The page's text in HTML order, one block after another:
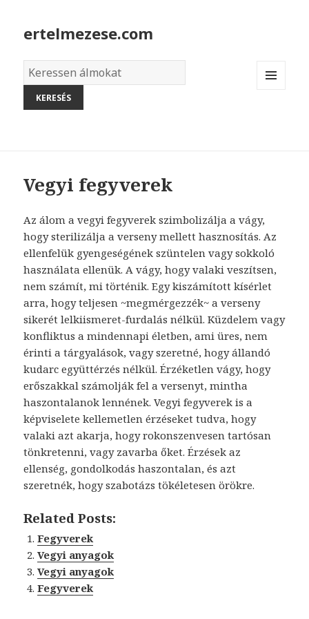
ertelmezese.com
Álmok
szótára
Vegyi fegyverek
Az álom a vegyi fegyverek szimbolizálja a vágy,
hogy sterilizálja a verseny mellett hasznosítás. Az
ellenfelük gyengeségének szüntelen vagy sokkoló
használata ellenük. A vágy, hogy valaki veszítsen,
nem számít, mi történik. Egy kiszámított kísérlet
arra, hogy teljesen ~megmérgezzék~ a verseny
sikerét lelkiismeret-furdalás nélkül. Küzdelem vagy
konfliktus a mindennapi életben, ami üres, nem
érinti a tárgyalások, vagy szeretné, hogy állandó
kudarc együttérzés nélkül. Érzéketlen vágy, hogy
erőszakkal számolják fel a versenyt, mintha
haszontalanok lennének. Vegyi fegyverek is a
képviselete kellemetlen érzéseket tudva, hogy
valaki azt akarja, hogy rokonszenvesen tartósan
tönkretenni, vagy zavarba őket. Érzések az
ellenség, gondolkodás haszontalan, és azt
szeretnék, hogy szabotázs tökéletesen örökre.
Related Posts:
Fegyverek
Vegyi anyagok
Vegyi anyagok
Fegyverek